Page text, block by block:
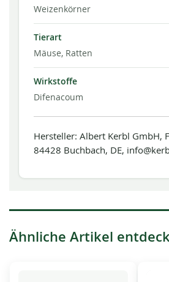
Weizenkörner
Tierart
Mäuse, Ratten
Wirkstoffe
Difenacoum
Hersteller: Albert Kerbl GmbH,
84428 Buchbach, DE,
Ähnliche Artikel